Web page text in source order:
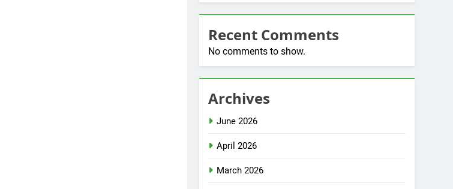
Recent Comments
No comments to show.
Archives
June 2026
April 2026
March 2026